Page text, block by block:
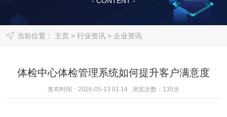
当前位置： 主页> 行业资讯> 企业资讯
体检中心体检管理系统如何提升客户满意度
发布时间：2026-05-13 01:14 浏览次数： 135次